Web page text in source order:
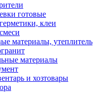
готовые
клеи
материалы, утеплитель
материалы
и хозтовары